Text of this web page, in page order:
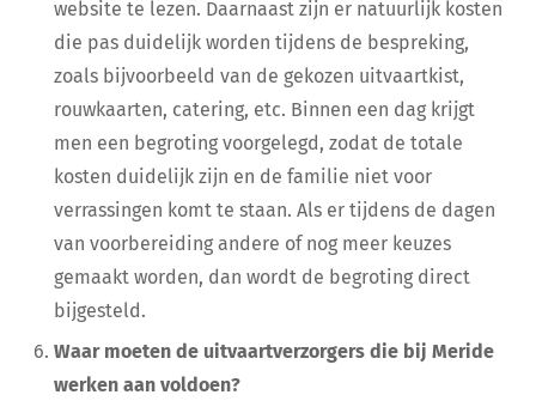
website te lezen. Daarnaast zijn er natuurlijk kosten
die pas duidelijk worden tijdens de bespreking,
zoals bijvoorbeeld van de gekozen uitvaartkist,
rouwkaarten, catering, etc. Binnen een dag krijgt
men een begroting voorgelegd, zodat de totale
kosten duidelijk zijn en de familie niet voor
verrassingen komt te staan. Als er tijdens de dagen
van voorbereiding andere of nog meer keuzes
gemaakt worden, dan wordt de begroting direct
bijgesteld.
Waar moeten de uitvaartverzorgers die bij Meride
werken aan voldoen?